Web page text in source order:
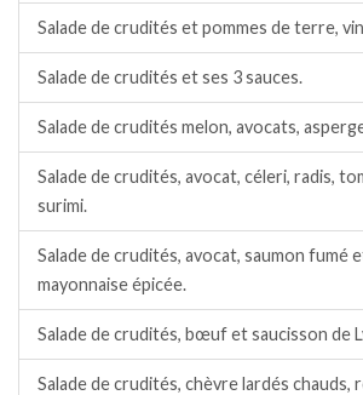
Salade de crudités et pommes de terre,
Salade de crudités et ses 3 sauces.
Salade de crudités melon, avocats,
Salade de crudités, avocat, céleri, radis,
surimi.
Salade de crudités, avocat, saumon fumé
mayonnaise épicée.
Salade de crudités, bœuf et saucisson de
Salade de crudités, chèvre lardés chauds,